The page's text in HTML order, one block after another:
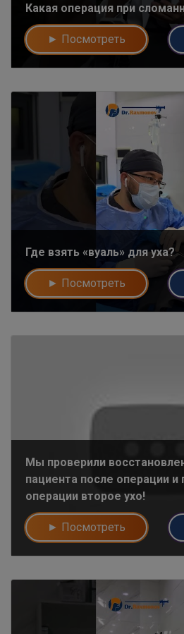
Какая операция при
► Посмотреть
Где взять «вуаль» для уха?
► Посмотреть
Мы проверили
пациента после операции и
операции второе ухо!
► Посмотреть